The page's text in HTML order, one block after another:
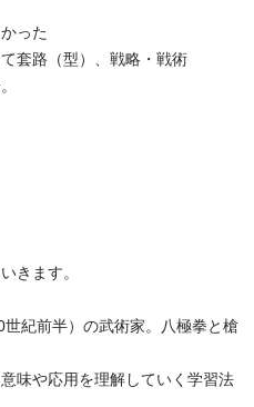
った
套路（型）、戦略・戦術
きます。
紀前半）の武術家。八極拳と槍
味や応用を理解していく学習法